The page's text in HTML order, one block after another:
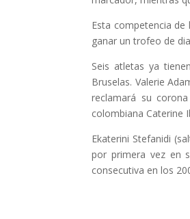
Esta competencia
ganar un trofeo de
Seis atletas ya
Bruselas. Valerie
reclamará su
colombiana Caterine
Ekaterini Stefanidi
por primera vez en
consecutiva en los